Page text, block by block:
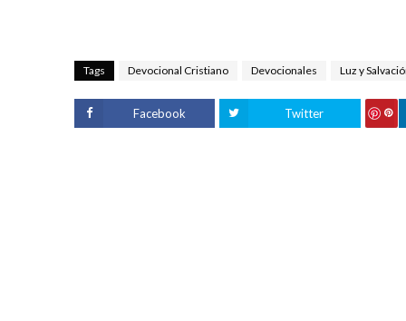
Tags Devocional Cristiano Devocionales Luz y
Facebook Twitter